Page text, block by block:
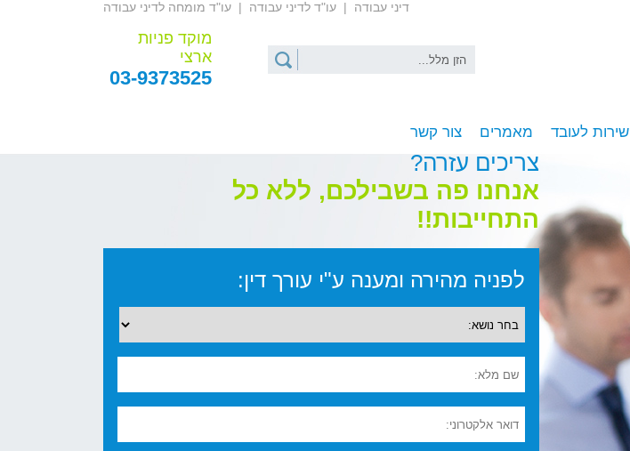
דיני עבודה | עו"ד לדיני עבודה | עו"ד מומחה לדיני עבודה
מוקד פניות
ארצי
03-9373525
צריכים עזרה?
אנחנו פה בשבילכם, ללא כל
התחייבות!!
לפניה מהירה ומענה ע"י עורך דין:
שירות לעובד מאמרים צור קשר